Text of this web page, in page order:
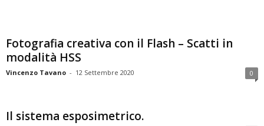
Fotografia creativa con il Flash – Scatti in
modalità HSS
Vincenzo Tavano - 12 Settembre 2020 0
Il sistema esposimetrico.